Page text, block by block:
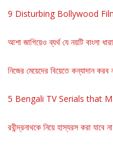
9 Disturbing Bollywood
আশা জাগিয়েও ব্যর্থ যে নয়টি বাংলা
নিজের মেয়েদের বিয়েতে কন্যাদান করব
5 Bengali TV Serials that
রবীন্দ্রনাথকে নিয়ে হাস্যরস করা যাবে